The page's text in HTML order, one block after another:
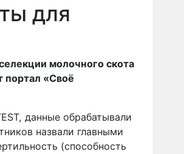
для
молочного скота
портал «Своё
данные обрабатывали
назвали главными
(способность